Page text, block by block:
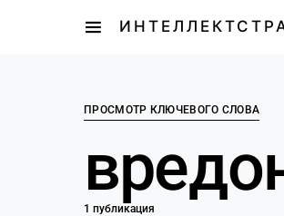
ПРОСМОТР КЛЮЧЕВОГО СЛОВА
1 публикация